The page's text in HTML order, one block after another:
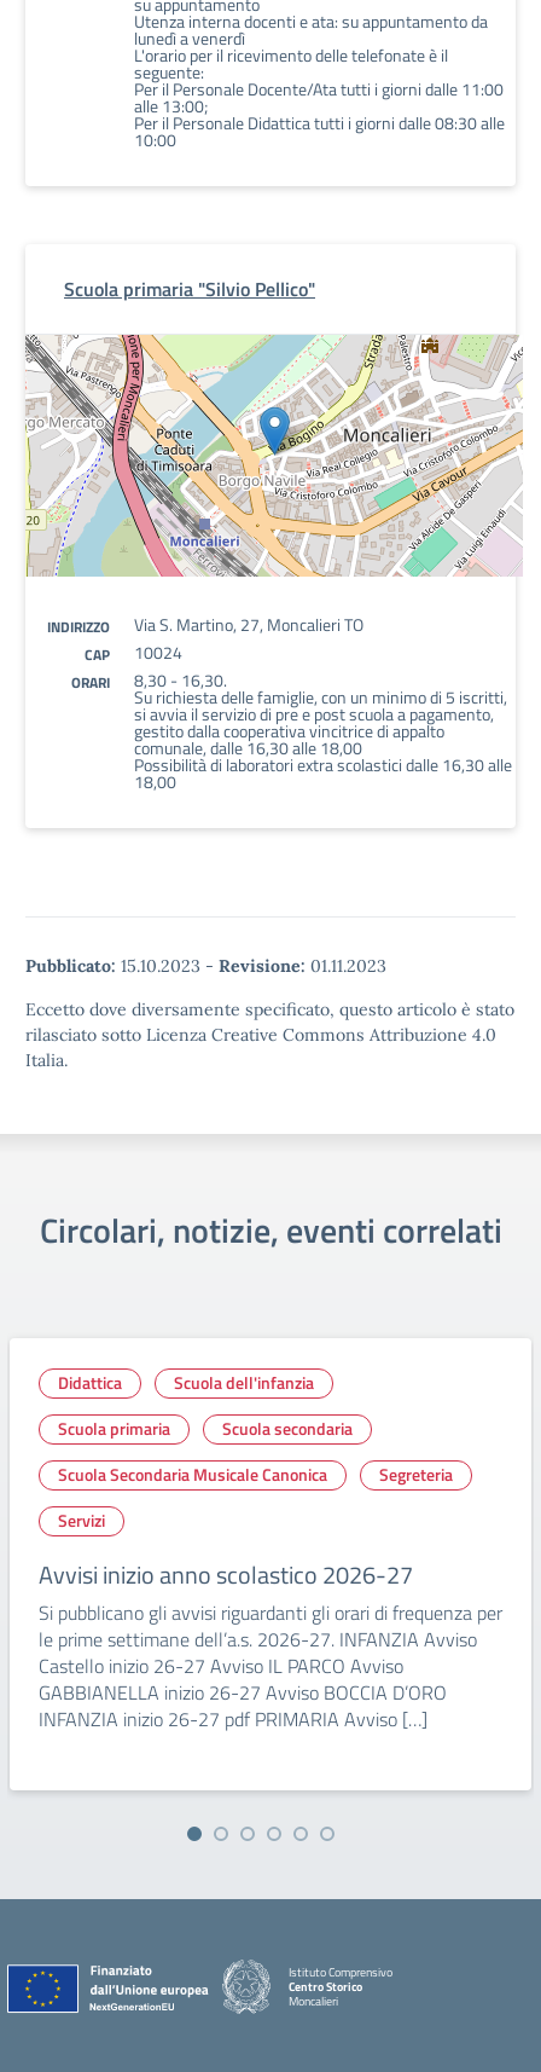
Utenza interna docenti e ata: su appuntamento da
lunedì a venerdì
L'orario per il ricevimento delle telefonate è il
seguente:
Per il Personale Docente/Ata tutti i giorni dalle 11:00
alle 13:00;
Per il Personale Didattica tutti i giorni dalle 08:30 alle
10:00
Scuola primaria "Silvio Pellico"
INDIRIZZO Via S. Martino, 27, Moncalieri TO
CAP 10024
ORARI 8,30 - 16,30.
Su richiesta delle famiglie, con un minimo di 5 iscritti,
si avvia il servizio di pre e post scuola a pagamento,
gestito dalla cooperativa vincitrice di appalto
comunale, dalle 16,30 alle 18,00
Possibilità di laboratori extra scolastici dalle 16,30 alle
18,00
Pubblicato: 15.10.2023 - Revisione: 01.11.2023
Eccetto dove diversamente specificato, questo articolo è stato
rilasciato sotto Licenza Creative Commons Attribuzione 4.0
Italia.
Circolari, notizie, eventi correlati
Didattica
Scuola dell'infanzia
Scuola primaria
Scuola secondaria
Scuola Secondaria Musicale Canonica
Segreteria
Servizi
Avvisi inizio anno scolastico 2026-27
Si pubblicano gli avvisi riguardanti gli orari di frequenza per
le prime settimane dell’a.s. 2026-27. INFANZIA Avviso
Castello inizio 26-27 Avviso IL PARCO Avviso
GABBIANELLA inizio 26-27 Avviso BOCCIA D’ORO
INFANZIA inizio 26-27 pdf PRIMARIA Avviso […]
Istituto Comprensivo
Centro Storico
Moncalieri